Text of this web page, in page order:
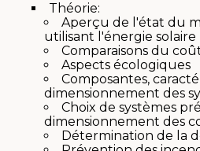
Théorie:
Aperçu de l'état du
utilisant l'énergie solaire
Comparaisons du
Aspects écologiques
Composantes,
dimensionnement des
Choix de systèmes
dimensionnement des
Détermination de la